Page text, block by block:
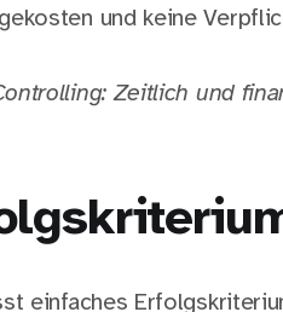
und keine
Zeitlich und
einfaches